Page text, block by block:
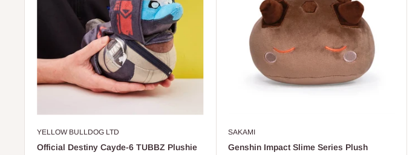
YELLOW BULLDOG LTD
Official Destiny Cayde-6 TUBBZ Plushie
SAKAMI
Genshin Impact Slime Series Plush